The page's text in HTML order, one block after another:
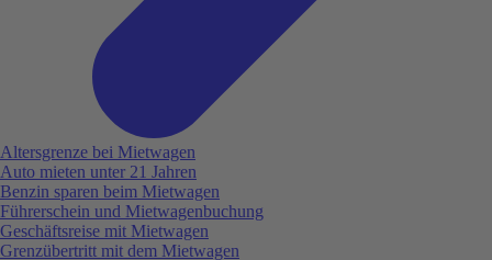
Altersgrenze bei Mietwagen
Auto mieten unter 21 Jahren
Benzin sparen beim Mietwagen
Führerschein und Mietwagenbuchung
Geschäftsreise mit Mietwagen
Grenzübertritt mit dem Mietwagen